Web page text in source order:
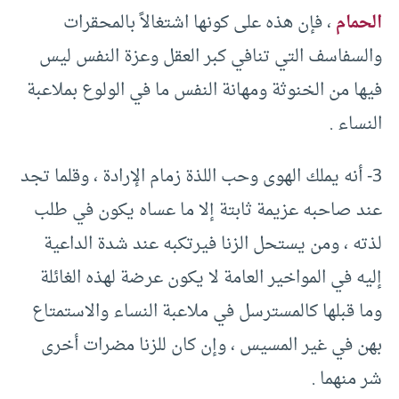
الحمام، فإن هذه على كونها اشتغالاً بالمحقرات
والسفاسف التي تنافي كبر العقل وعزة النفس ليس
فيها من الخنوثة ومهانة النفس ما في الولوع بملاعبة
النساء .
3- أنه يملك الهوى وحب اللذة زمام الإرادة ، وقلما تجد
عند صاحبه عزيمة ثابتة إلا ما عساه يكون في طلب
لذته ، ومن يستحل الزنا فيرتكبه عند شدة الداعية
إليه في المواخير العامة لا يكون عرضة لهذه الغائلة
وما قبلها كالمسترسل في ملاعبة النساء والاستمتاع
بهن في غير المسيس ، وإن كان للزنا مضرات أخرى
شر منهما .